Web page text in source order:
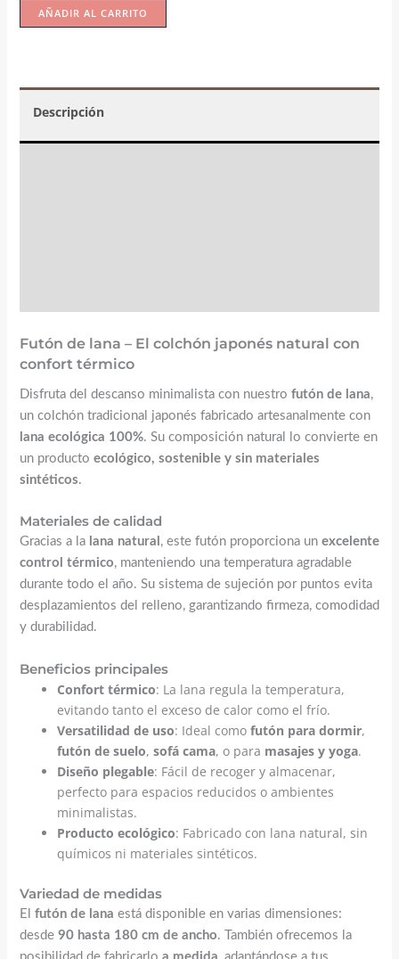
AÑADIR AL CARRITO
Descripción
Futón de lana – El colchón japonés natural con
confort térmico
Disfruta del descanso minimalista con nuestro futón de lana,
un colchón tradicional japonés fabricado artesanalmente con
lana ecológica 100%. Su composición natural lo convierte en
un producto ecológico, sostenible y sin materiales
sintéticos.
Materiales de calidad
Gracias a la lana natural , este futón proporciona un excelente
control térmico, manteniendo una temperatura agradable
durante todo el año. Su sistema de sujeción por puntos evita
desplazamientos del relleno, garantizando firmeza, comodidad
y durabilidad.
Beneficios principales
Confort térmico: La lana regula la temperatura,
evitando tanto el exceso de calor como el frío.
Versatilidad de uso: Ideal como futón para dormir,
futón de suelo, sofá cama, o para masajes y yoga.
Diseño plegable: Fácil de recoger y almacenar,
perfecto para espacios reducidos o ambientes
minimalistas.
Producto ecológico: Fabricado con lana natural, sin
químicos ni materiales sintéticos.
Variedad de medidas
El futón de lana está disponible en varias dimensiones:
desde 90 hasta 180 cm de ancho. También ofrecemos la